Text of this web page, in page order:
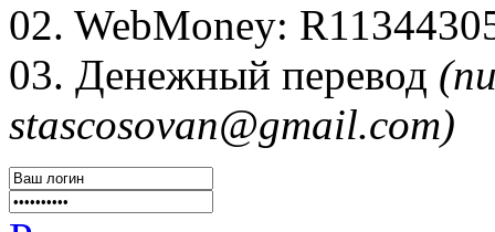
02. WebMoney:
03. Денежный перевод
stascosovan@gmail.com)